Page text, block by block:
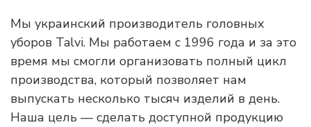
Мы украинский производитель головных
уборов Talvi. Мы работаем с 1996 года и за это
время мы смогли организовать полный цикл
производства, который позволяет нам
выпускать несколько тысяч изделий в день.
Наша цель — сделать доступной продукцию